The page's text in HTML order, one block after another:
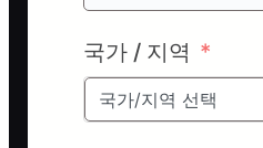
국가 / 지역
국가/지역 선택